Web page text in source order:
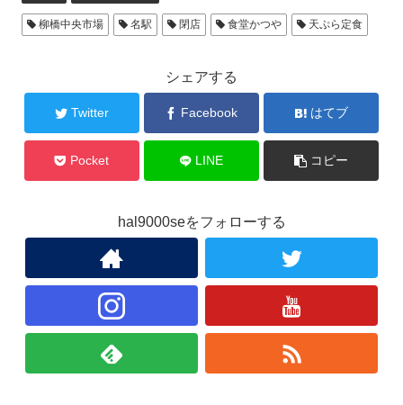
柳橋中央市場 名駅 閉店 食堂かつや 天ぷら定食
シェアする
Twitter Facebook はてブ
Pocket LINE コピー
hal9000seをフォローする